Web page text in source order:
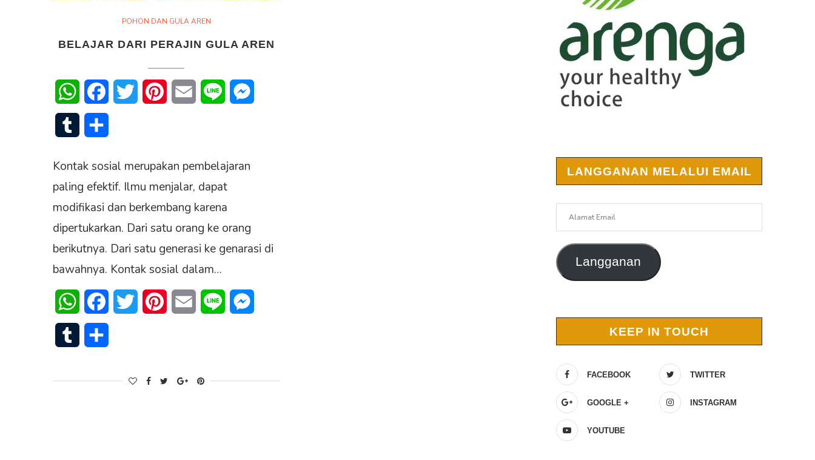
POHON DAN GULA AREN
BELAJAR DARI PERAJIN GULA AREN
WhatsAppFacebookTwitter PinterestEmail Line
Tumblr
Kontak sosial merupakan pembelajaran
paling efektif. Ilmu menjalar, dapat
modifikasi dan berkembang karena
dipertukarkan. Dari satu orang ke orang
berikutnya. Dari satu generasi ke genarasi di
bawahnya. Kontak sosial dalam…
WhatsAppFacebookTwitter PinterestEmail Line
Tumblr
LANGGANAN MELALUI EMAIL
Langganan
KEEP IN TOUCH
FACEBOOK TWITTER
GOOGLE + INSTAGRAM
YOUTUBE